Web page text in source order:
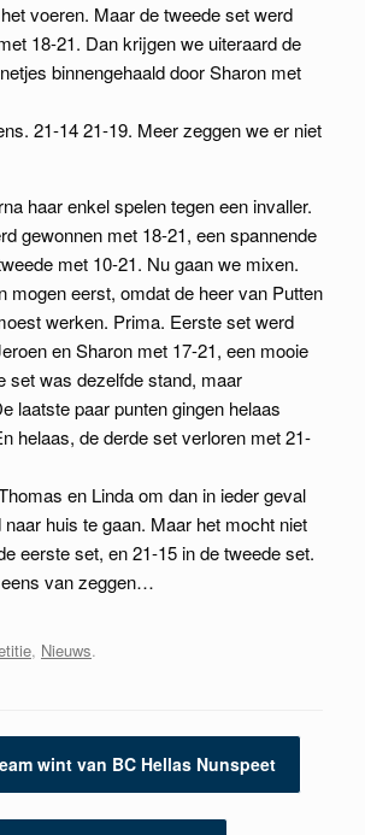
voeren. Maar de tweede set werd
18-21. Dan krijgen we uiteraard de
binnengehaald door Sharon met
21-14 21-19. Meer zeggen we er niet
haar enkel spelen tegen een invaller.
gewonnen met 18-21, een spannende
met 10-21. Nu gaan we mixen.
mogen eerst, omdat de heer van Putten
werken. Prima. Eerste set werd
en Sharon met 17-21, een mooie
set was dezelfde stand, maar
laatste paar punten gingen helaas
helaas, de derde set verloren met 21-
en Linda om dan in ieder geval
huis te gaan. Maar het mocht niet
eerste set, en 21-15 in de tweede set.
van zeggen…
, Nieuws.
wint van BC Hellas Nunspeet